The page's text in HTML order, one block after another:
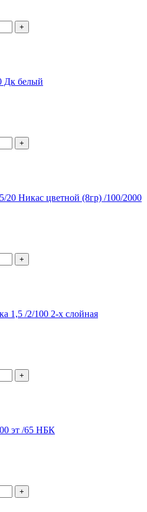
+
Дк белый
+
Никас цветной (8гр) /100/2000
+
1,5 /2/100 2-х слойная
+
эт /65 НБК
+